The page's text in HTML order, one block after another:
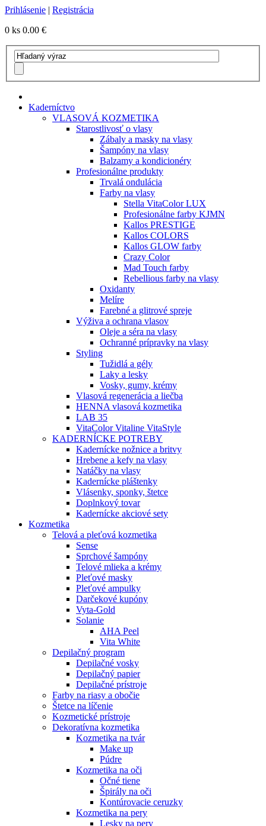
Prihlásenie | Registrácia
0 ks 0.00 €
Kaderníctvo
VLASOVÁ KOZMETIKA
Starostlivosť o vlasy
Zábaly a masky na vlasy
Šampóny na vlasy
Balzamy a kondicionéry
Profesionálne produkty
Trvalá ondulácia
Farby na vlasy
Stella VitaColor LUX
Profesionálne farby KJMN
Kallos PRESTIGE
Kallos COLORS
Kallos GLOW farby
Crazy Color
Mad Touch farby
Rebellious farby na vlasy
Oxidanty
Melíre
Farebné a glitrové spreje
Výživa a ochrana vlasov
Oleje a séra na vlasy
Ochranné prípravky na vlasy
Styling
Tužidlá a gély
Laky a lesky
Vosky, gumy, krémy
Vlasová regenerácia a liečba
HENNA vlasová kozmetika
LAB 35
VitaColor Vitaline VitaStyle
KADERNÍCKE POTREBY
Kadernícke nožnice a britvy
Hrebene a kefy na vlasy
Natáčky na vlasy
Kadernícke pláštenky
Vlásenky, sponky, štetce
Doplnkový tovar
Kadernícke akciové sety
Kozmetika
Telová a pleťová kozmetika
Sense
Sprchové šampóny
Telové mlieka a krémy
Pleťové masky
Pleťové ampulky
Darčekové kupóny
Vyta-Gold
Solanie
AHA Peel
Vita White
Depilačný program
Depilačné vosky
Depilačný papier
Depilačné prístroje
Farby na riasy a obočie
Štetce na líčenie
Kozmetické prístroje
Dekoratívna kozmetika
Kozmetika na tvár
Make up
Púdre
Kozmetika na oči
Očné tiene
Špirály na oči
Kontúrovacie ceruzky
Kozmetika na pery
Lesky na pery